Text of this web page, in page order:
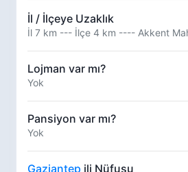
İl / İlçeye Uzaklık
İl 7 km --- İlçe 4 km ---- Akkent
Lojman var mı?
Yok
Pansiyon var mı?
Yok
Gaziantep ili Nüfusu